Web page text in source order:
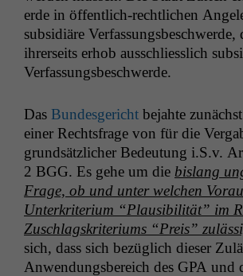
erde in öffentlich-rechtlichen
sub­sidiäre Ver­fas­sungs­beschw­erde,
ihrer­seits erhob auss­chliesslich
Verfassungsbeschwerde.
Das Bun­des­gericht bejahte
ein­er Rechts­frage von für die
grund­sät­zlich­er Bedeu­tung i.S.v.
2 BGG. Es gehe um die bis­lang
Frage, ob und unter welchen
Unterkri­teri­um “Plau­si­bil­ität” im
Zuschlagskri­teri­ums “Preis”
sich, dass sich bezüglich dieser
Anwen­dungs­bere­ich des GPA und